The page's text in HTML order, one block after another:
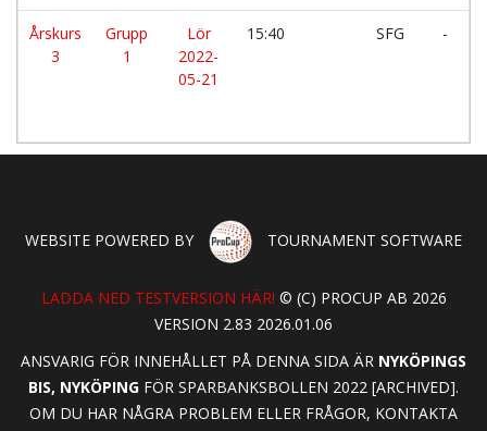
Årskurs
3
Grupp
1
Lör
2022-
05-21
15:40 SFG -
WEBSITE POWERED BY TOURNAMENT SOFTWARE
LADDA NED TESTVERSION HÄR! © (C) PROCUP AB 2026
VERSION 2.83 2026.01.06
ANSVARIG FÖR INNEHÅLLET PÅ DENNA SIDA ÄR NYKÖPINGS
BIS, NYKÖPING FÖR SPARBANKSBOLLEN 2022 [ARCHIVED].
OM DU HAR NÅGRA PROBLEM ELLER FRÅGOR, KONTAKTA